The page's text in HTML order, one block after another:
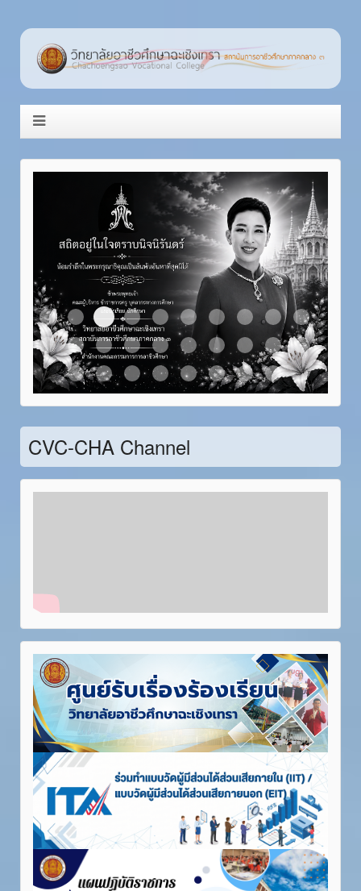
Item 1 Item 2Item 3
Item 4 Item 5 Item 6 Item 7 Item 8Item 9Item 10
Item 11Item 12Item 13Item 14Item 15Item 16 Item 17Item 18Item 19Item 20
Item 21Item 22Item 23Item 24Item 25Item 26Item 27Item 28
CVC-CHA Channel